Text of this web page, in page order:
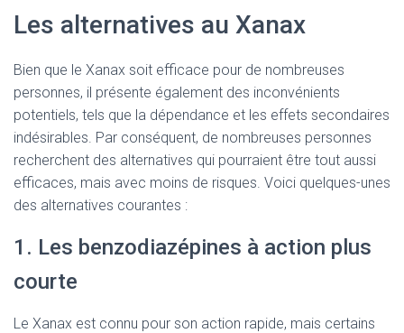
Les alternatives au Xanax
Bien que le Xanax soit efficace pour de nombreuses
personnes, il présente également des inconvénients
potentiels, tels que la dépendance et les effets secondaires
indésirables. Par conséquent, de nombreuses personnes
recherchent des alternatives qui pourraient être tout aussi
efficaces, mais avec moins de risques. Voici quelques-unes
des alternatives courantes :
1. Les benzodiazépines à action plus
courte
Le Xanax est connu pour son action rapide, mais certains